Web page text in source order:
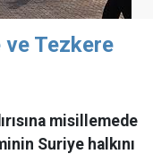
ve Tezkere
misillemede
Suriye halkını